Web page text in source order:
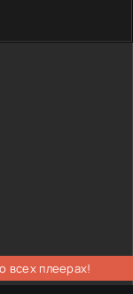
всех плеерах!